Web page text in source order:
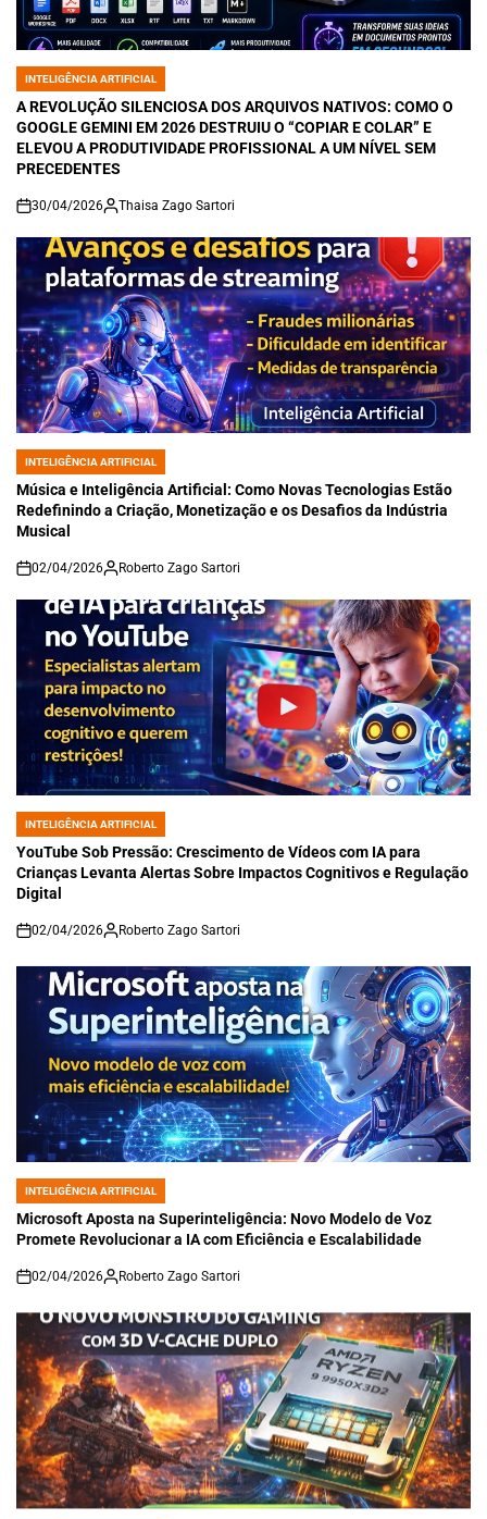
POSTED
IN
INTELIGÊNCIA ARTIFICIAL
A REVOLUÇÃO SILENCIOSA DOS ARQUIVOS NATIVOS: COMO O
GOOGLE GEMINI EM 2026 DESTRUIU O “COPIAR E COLAR” E
ELEVOU A PRODUTIVIDADE PROFISSIONAL A UM NÍVEL SEM
PRECEDENTES
on
30/04/2026 Thaisa Zago Sartori
POSTED
IN
INTELIGÊNCIA ARTIFICIAL
Música e Inteligência Artificial: Como Novas Tecnologias Estão
Redefinindo a Criação, Monetização e os Desafios da Indústria
Musical
on
02/04/2026 Roberto Zago Sartori
POSTED
IN
INTELIGÊNCIA ARTIFICIAL
YouTube Sob Pressão: Crescimento de Vídeos com IA para
Crianças Levanta Alertas Sobre Impactos Cognitivos e Regulação
Digital
on
02/04/2026 Roberto Zago Sartori
POSTED
INTELIGÊNCIA ARTIFICIAL
Microsoft Aposta na Superinteligência: Novo Modelo de Voz
Promete Revolucionar a IA com Eficiência e Escalabilidade
on
02/04/2026 Roberto Zago Sartori